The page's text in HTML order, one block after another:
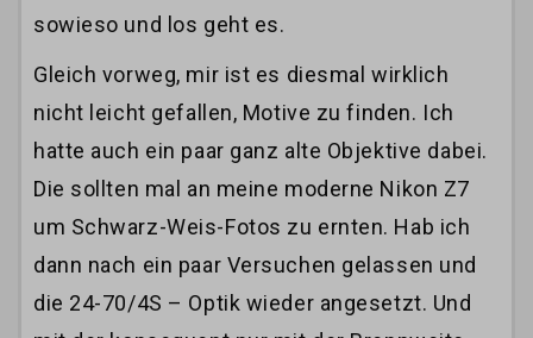
sowieso und los geht es.
Gleich vorweg, mir ist es diesmal wirklich
nicht leicht gefallen, Motive zu finden. Ich
hatte auch ein paar ganz alte Objektive dabei.
Die sollten mal an meine moderne Nikon Z7
um Schwarz-Weis-Fotos zu ernten. Hab ich
dann nach ein paar Versuchen gelassen und
die 24-70/4S – Optik wieder angesetzt. Und